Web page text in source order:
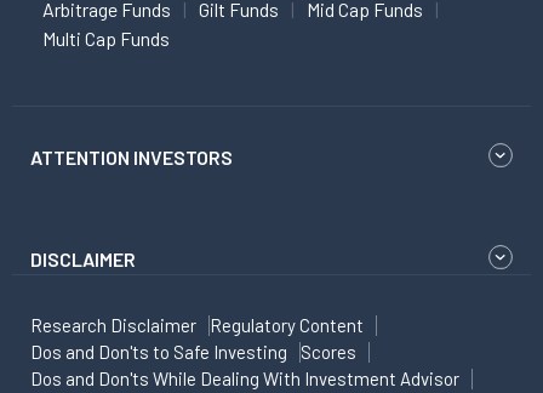
Arbitrage Funds
Gilt Funds
Mid Cap Funds
Multi Cap Funds
ATTENTION INVESTORS
DISCLAIMER
Research Disclaimer
Regulatory Content
Dos and Don'ts to Safe Investing
Scores
Dos and Don'ts While Dealing With Investment Advisor